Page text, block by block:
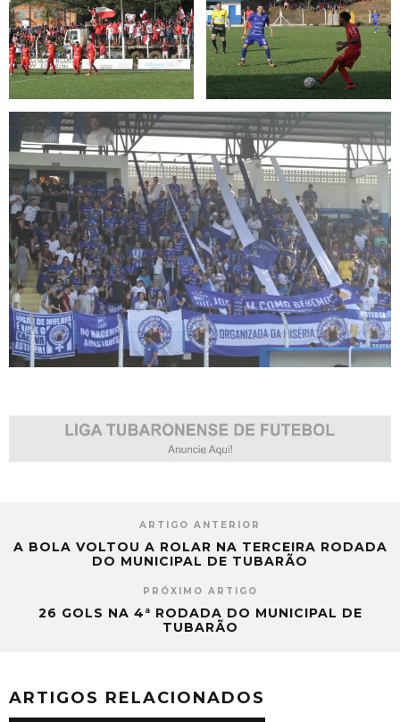
ARTIGO ANTERIOR
A BOLA VOLTOU A ROLAR NA TERCEIRA RODADA
DO MUNICIPAL DE TUBARÃO
PRÓXIMO ARTIGO
26 GOLS NA 4ª RODADA DO MUNICIPAL DE
TUBARÃO
ARTIGOS RELACIONADOS